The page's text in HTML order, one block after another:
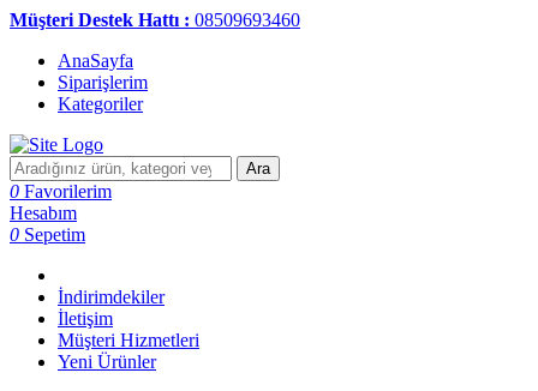
Müşteri Destek Hattı : 08509693460
AnaSayfa
Siparişlerim
Kategoriler
Ara
0 Favorilerim
Hesabım
0 Sepetim
İndirimdekiler
İletişim
Müşteri Hizmetleri
Yeni Ürünler